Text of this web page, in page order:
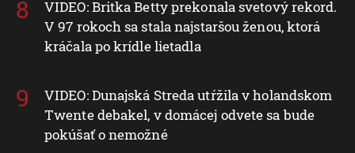
VIDEO: Britka Betty prekonala svetový rekord.
V 97 rokoch sa stala najstaršou ženou, ktorá
kráčala po krídle lietadla
VIDEO: Dunajská Streda utŕžila v holandskom
Twente debakel, v domácej odvete sa bude
pokúšať o nemožné